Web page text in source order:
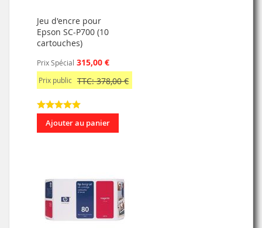
Jeu d'encre pour
Epson SC-P700 (10
cartouches)
Prix Spécial 315,00 €
Prix public TTC: 378,00 €
Ajouter au panier